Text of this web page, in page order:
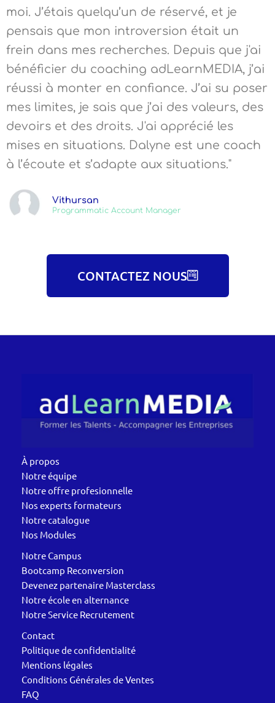
moi. J’étais quelqu’un de réservé, et je
pensais que mon introversion était un
frein dans mes recherches. Depuis que j'ai
bénéficier du coaching adLearnMEDIA, j’ai
réussi à monter en confiance. J’ai su poser
mes limites, je sais que j’ai des valeurs, des
devoirs et des droits. J'ai apprécié les
mises en situations. Dalyne est une coach
à l’écoute et s’adapte aux situations."
Vithursan
Programmatic Account Manager
CONTACTEZ NOUS
À propos
Notre équipe
Notre offre profesionnelle
Nos experts formateurs
Notre catalogue
Nos Modules
Notre Campus
Bootcamp Reconversion
Devenez partenaire Masterclass
Notre école en alternance
Notre Service Recrutement
Contact
Politique de confidentialité
Mentions légales
Conditions Générales de Ventes
FAQ